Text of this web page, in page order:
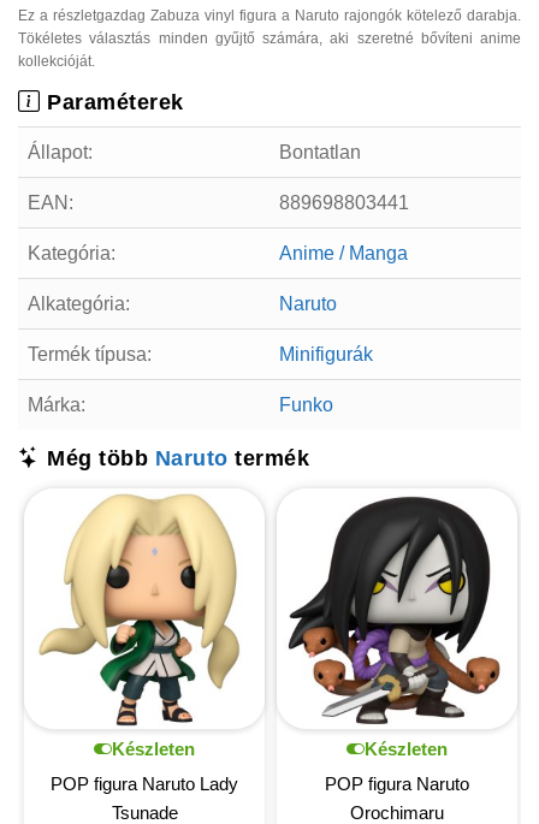
Ez a részletgazdag Zabuza vinyl figura a Naruto rajongók kötelező darabja.
Tökéletes választás minden gyűjtő számára, aki szeretné bővíteni anime
kollekcióját.
Paraméterek
Állapot: Bontatlan
EAN: 889698803441
Kategória: Anime / Manga
Alkategória: Naruto
Termék típusa: Minifigurák
Márka: Funko
Még több Naruto termék
Készleten
POP figura Naruto Lady
Tsunade
Készleten
POP figura Naruto
Orochimaru